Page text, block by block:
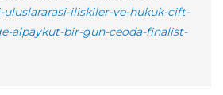
iliskiler-ve-hukuk-cift-
alpaykut-bir-gun-ceoda-finalist-